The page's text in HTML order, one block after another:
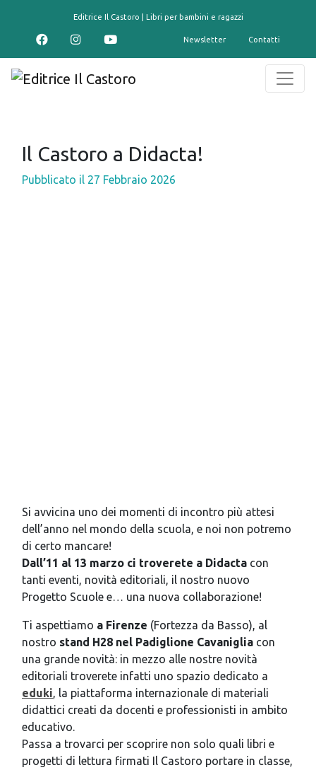
Editrice Il Castoro | Libri per bambini e ragazzi
Newsletter Contatti
Il Castoro a Didacta!
Pubblicato il 27 Febbraio 2026
Si avvicina uno dei momenti di incontro più attesi
dell’anno nel mondo della scuola, e noi non potremo
di certo mancare!
Dall’11 al 13 marzo ci troverete a Didacta con
tanti eventi, novità editoriali, il nostro nuovo
Progetto Scuole e… una nuova collaborazione!
Ti aspettiamo a Firenze (Fortezza da Basso), al
nostro stand H28 nel Padiglione Cavaniglia con
una grande novità: in mezzo alle nostre novità
editoriali troverete infatti uno spazio dedicato a
eduki, la piattaforma internazionale di materiali
didattici creati da docenti e professionisti in ambito
educativo.
Passa a trovarci per scoprire non solo quali libri e
progetti di lettura firmati Il Castoro portare in classe,